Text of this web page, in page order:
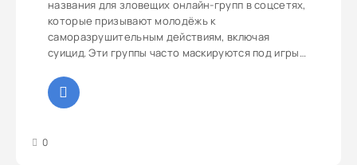
названия для зловещих онлайн-групп в соцсетях,
которые призывают молодёжь к
саморазрушительным действиям, включая
суицид. Эти группы часто маскируются под игры
подростков.
0